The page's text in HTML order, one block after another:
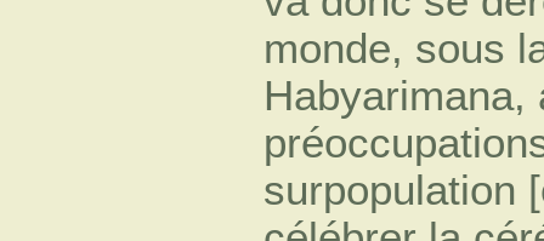
monde, sous
surpopulation